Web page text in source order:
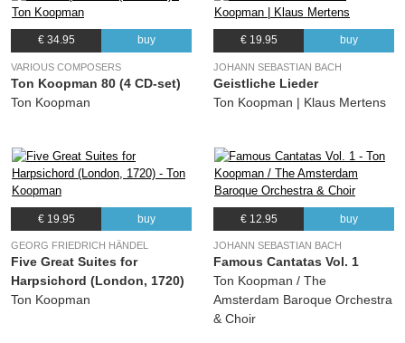
(Johann Sebastian Bach ) Amsterdam Baroque Choir, Ton Koopman, Amsterdam
Baroque Orchestra
22. 02:38
(Johann Sebastian Bach ) Klaus Mertens, Ton Koopman, Amsterdam Baroque
Orchestra
23. Wer mich liebet, der wird mein Wort halten BWV 59: Chorale: “Gott, heil’ger Geist” 00:47
€ 34.95 buy
VARIOUS COMPOSERS
Ton Koopman 80 (4 CD-set)
Ton Koopman
€ 19.95 buy
JOHANN SEBASTIAN BACH
Geistliche Lieder
Ton Koopman | Klaus Mertens
€ 19.95 buy
GEORG FRIEDRICH HÄNDEL
Five Great Suites for
Harpsichord (London, 1720)
Ton Koopman
€ 12.95 buy
JOHANN SEBASTIAN BACH
Famous Cantatas Vol. 1
Ton Koopman / The
Amsterdam Baroque Orchestra
& Choir